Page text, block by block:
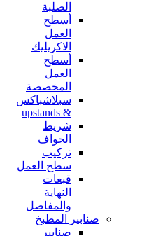
الصلبة
أسطح
العمل
الاكريليك
أسطح
العمل
المخصصة
سبلاشباكس
& upstands
شريط
الحواف
تركيب
سطح العمل
قبعات
النهاية
والمفاصل
صنابير المطبخ
صنابير